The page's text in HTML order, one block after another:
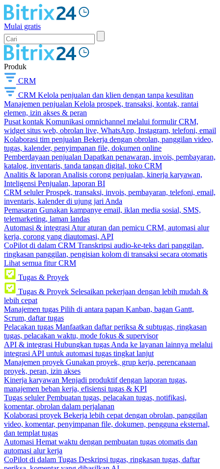
Mulai gratis
Produk
CRM
CRM Kelola penjualan dan klien dengan tanpa kesulitan
Manajemen penjualan Kelola prospek, transaksi, kontak, rantai
elemen, izin akses & peran
Pusat kontak Komunikasi omnichannel melalui formulir CRM,
widget situs web, obrolan live, WhatsApp, Instagram, telefoni, email
Kolaborasi tim penjualan Bekerja dengan obrolan, panggilan video,
tugas, kalender, penyimpanan file, dokumen online
Pemberdayaan penjualan Dapatkan penawaran, invois, pembayaran,
katalog, inventaris, tanda tangan digital, toko CRM
Analitis & laporan Analisis corong penjualan, kinerja karyawan,
Inteligensi Penjualan, laporan BI
CRM seluler Prospek, transaksi, invois, pembayaran, telefoni, email,
inventaris, kalender di ujung jari Anda
Pemasaran Gunakan kampanye email, iklan media sosial, SMS,
telemarketing, laman landas
Automasi & integrasi Atur aturan dan pemicu CRM, automasi alur
kerja, corong yang diautomasi, API
CoPilot di dalam CRM Transkripsi audio-ke-teks dari panggilan,
ringkasan panggilan, pengisian kolom di transaksi secara otomatis
Lihat semua fitur CRM
Tugas & Proyek
Tugas & Proyek Selesaikan pekerjaan dengan lebih mudah &
lebih cepat
Manajemen tugas Pilih di antara papan Kanban, bagan Gantt,
Scrum, daftar tugas
Pelacakan tugas Manfaatkan daftar periksa & subtugas, ringkasan
tugas, pelacakan waktu, mode fokus & supervisor
API & integrasi Hubungkan tugas Anda ke layanan lainnya melalui
integrasi API untuk automasi tugas tingkat lanjut
Manajemen proyek Gunakan proyek, grup kerja, perencanaan
proyek, peran, izin akses
Kinerja karyawan Menjadi produktif dengan laporan tugas,
manajemen beban kerja, efisiensi tugas & KPI
Tugas seluler Pembuatan tugas, pelacakan tugas, notifikasi,
komentar, obrolan dalam perjalanan
Kolaborasi proyek Bekerja lebih cepat dengan obrolan, panggilan
video, komentar, penyimpanan file, dokumen, pengguna eksternal,
dan templat tugas
Automasi Hemat waktu dengan pembuatan tugas otomatis dan
automasi alur kerja
CoPilot di dalam Tugas Deskripsi tugas, ringkasan tugas, daftar